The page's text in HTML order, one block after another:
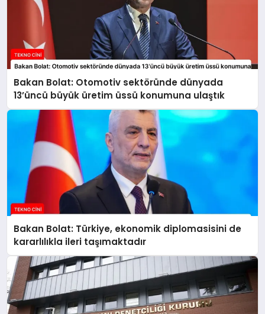
Bakan Bolat: Otomotiv sektöründe dünyada
13’üncü büyük üretim üssü konumuna ulaştık
Bakan Bolat: Türkiye, ekonomik diplomasisini de
kararlılıkla ileri taşımaktadır